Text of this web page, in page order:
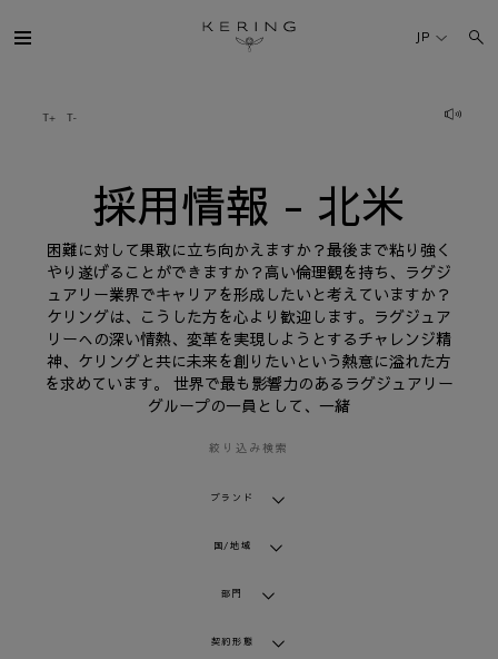
用
情
サステナビリティ
FINANCE
採用情報
JP
採用情報 - 北米
困難に対して果敢に立ち向かえますか？最後まで粘り強く
やり遂げることができますか？高い倫理観を持ち、ラグジ
ュアリー業界でキャリアを形成したいと考えていますか？
ケリングは、こうした方を心より歓迎します。ラグジュア
リーへの深い情熱、変革を実現しようとするチャレンジ精
神、ケリングと共に未来を創りたいという熱意に溢れた方
を求めています。 世界で最も影響力のあるラグジュアリー
グループの一員として、一緒
絞り込み検索
ブランド
国/地域
部門
契約形態